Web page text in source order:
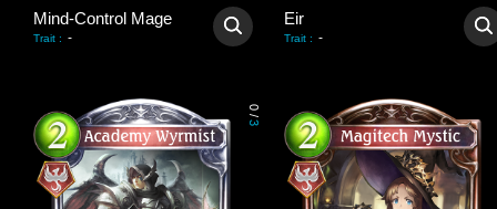
Mind-Control Mage
Trait : -
Eir
Trait : -
0
/
3